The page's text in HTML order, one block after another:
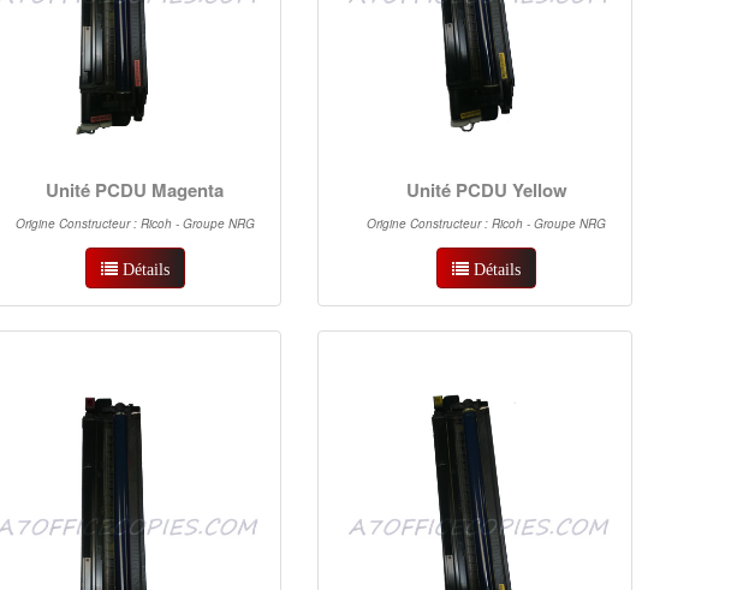
Unité PCDU Magenta
Origine Constructeur : Ricoh - Groupe NRG
Détails
Unité PCDU Yellow
Origine Constructeur : Ricoh - Groupe NRG
Détails